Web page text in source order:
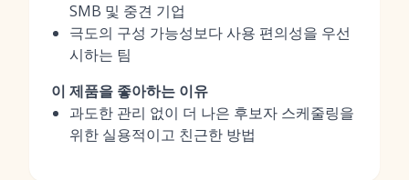
SMB 및 중견 기업
극도의 구성 가능성보다 사용 편의성을 우선
시하는 팀
이 제품을 좋아하는 이유
과도한 관리 없이 더 나은 후보자 스케줄링을
위한 실용적이고 친근한 방법